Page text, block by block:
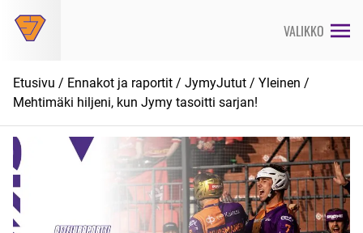
suoraan
VALIKKO
Etusivu / Ennakot ja raportit / JymyJutut / Yleinen /
Mehtimäki hiljeni, kun Jymy tasoitti sarjan!